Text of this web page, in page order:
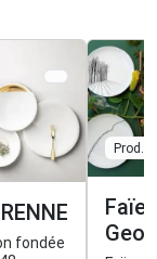
fondée
Prod.